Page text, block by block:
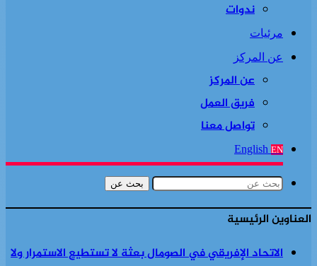
ندوات
مرئيات
عن المركز
عن المركز
فريق العمل
تواصل معنا
English EN
بحث عن
العناوين الرئيسية
الاتحاد الإفريقي في الصومال بعثة لا تستطيع الاستمرار ولا